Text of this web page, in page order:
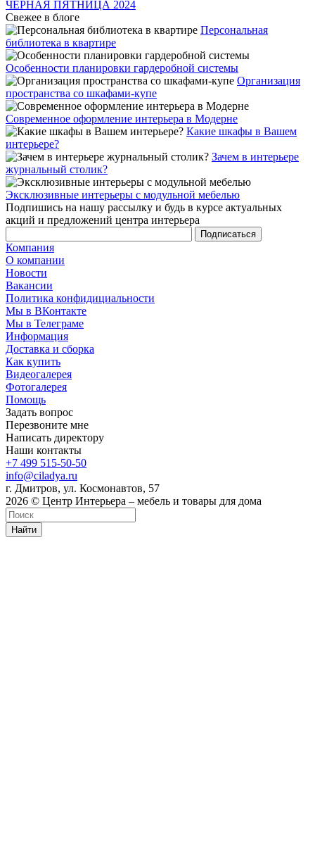
ЧЁРНАЯ ПЯТНИЦА 2024
Свежее в блоге
Персональная
библиотека в квартире
Особенности планировки гардеробной системы
Организация
пространства со шкафами-купе
Современное оформление интерьера в Модерне
Какие шкафы в Вашем
интерьере?
Зачем в интерьере
журнальный столик?
Эксклюзивные интерьеры с модульной мебелью
Подпишись на нашу рассылку и будь в курсе актуальных
акций и предложений центра интерьера
Компания
О компании
Новости
Вакансии
Политика конфидициальности
Мы в ВКонтакте
Мы в Телеграме
Информация
Доставка и сборка
Как купить
Видеогалерея
Фотогалерея
Помощь
Задать вопрос
Перезвоните мне
Написать директору
Наши контакты
+7 499 515-50-50
info@ciladya.ru
г. Дмитров, ул. Космонавтов, 57
2026 © Центр Интерьера – мебель и товары для дома
Найти